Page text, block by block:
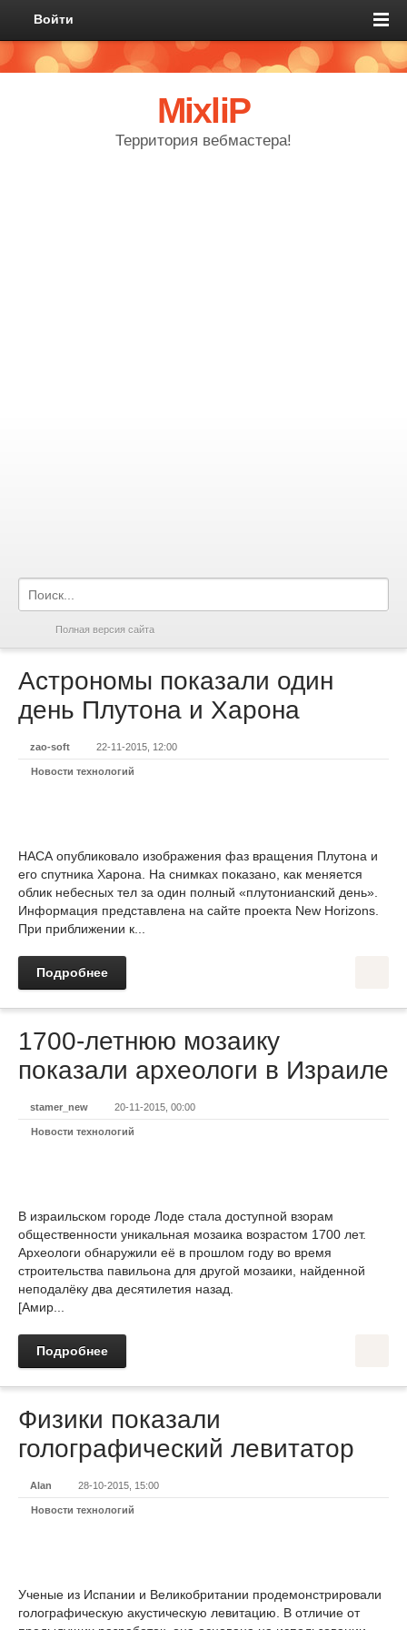
Войти
MixliP
Территория вебмастера!
Полная версия сайта
Астрономы показали один
день Плутона и Харона
zao-soft 22-11-2015, 12:00
Новости технологий
НАСА опубликовало изображения фаз вращения Плутона и
его спутника Харона. На снимках показано, как меняется
облик небесных тел за один полный «плутонианский день».
Информация представлена на сайте проекта New Horizons.
При приближении к...
Подробнее
1700-летнюю мозаику
показали археологи в Израиле
stamer_new 20-11-2015, 00:00
Новости технологий
В израильском городе Лоде стала доступной взорам
общественности уникальная мозаика возрастом 1700 лет.
Археологи обнаружили её в прошлом году во время
строительства павильона для другой мозаики, найденной
неподалёку два десятилетия назад.
[Амир...
Подробнее
Физики показали
голографический левитатор
Alan 28-10-2015, 15:00
Новости технологий
Ученые из Испании и Великобритании продемонстрировали
голографическую акустическую левитацию. В отличие от